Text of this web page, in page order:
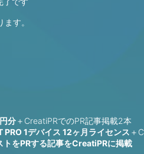
す。
分＋CreatiPRでのPR記事掲載2本
PRO 1デバイス 12ヶ月ライセンス ＋
トをPRする記事をCreatiPRに掲載